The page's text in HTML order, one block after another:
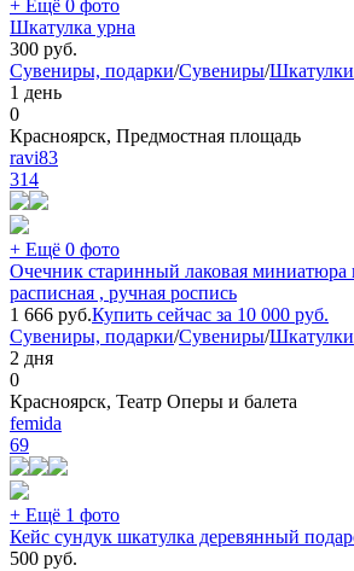
+ Ещё 0 фото
Шкатулка урна
300 руб.
Сувениры, подарки/Сувениры/Шкатулки
1 день
0
Красноярск, Предмостная площадь
ravi83
314
+ Ещё 0 фото
Очечник старинный лаковая миниатюра
расписная , ручная роспись
1 666 руб.Купить сейчас за 10 000 руб.
Сувениры, подарки/Сувениры/Шкатулки
2 дня
0
Красноярск, Театр Оперы и балета
femida
69
+ Ещё 1 фото
Кейс сундук шкатулка деревянный
500 руб.